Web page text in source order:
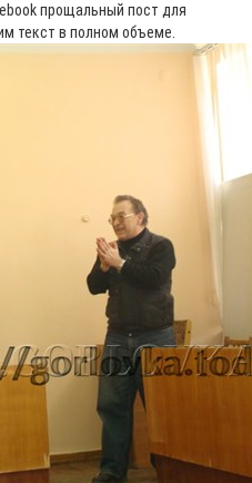
прощальный пост для
текст в полном объеме.